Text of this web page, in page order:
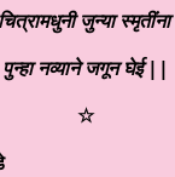
चित्रामधुनी जुन्या स्मृतींना
पुन्हा नव्याने जगून घेई ||
☆